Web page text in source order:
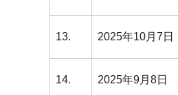
13. 2025年10月7日
14. 2025年9月8日